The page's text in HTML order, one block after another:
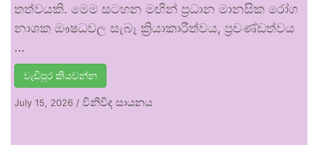
තත්වයකි. මෙම සටහන මඟින් ප්‍රධාන මානසික රෝග
නාශක ඖෂධවල සැබෑ ක්‍රියාකාරීත්වය, ප්‍රචණ්ඩත්වය
…
වැඩිපුර කියවන්න
July 15, 2026 / විනිවිද සායනය